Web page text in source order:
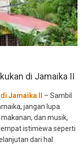
di Jamaika II
Jamaika II
– Sambil
jangan lupa
dan musik,
istimewa seperti
dari hal